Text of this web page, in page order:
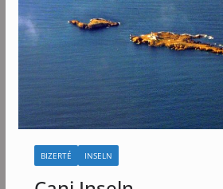
BIZERTÉ INSELN